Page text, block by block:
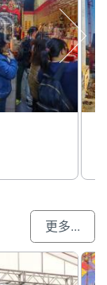
更多...